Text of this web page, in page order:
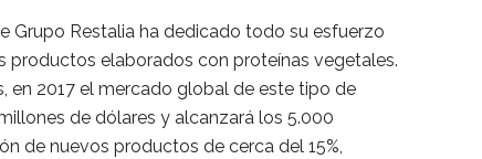
Grupo Restalia ha dedicado todo su esfuerzo
productos elaborados con proteínas vegetales.
en 2017 el mercado global de este tipo de
de dólares y alcanzará los 5.000
de nuevos productos de cerca del 15%,